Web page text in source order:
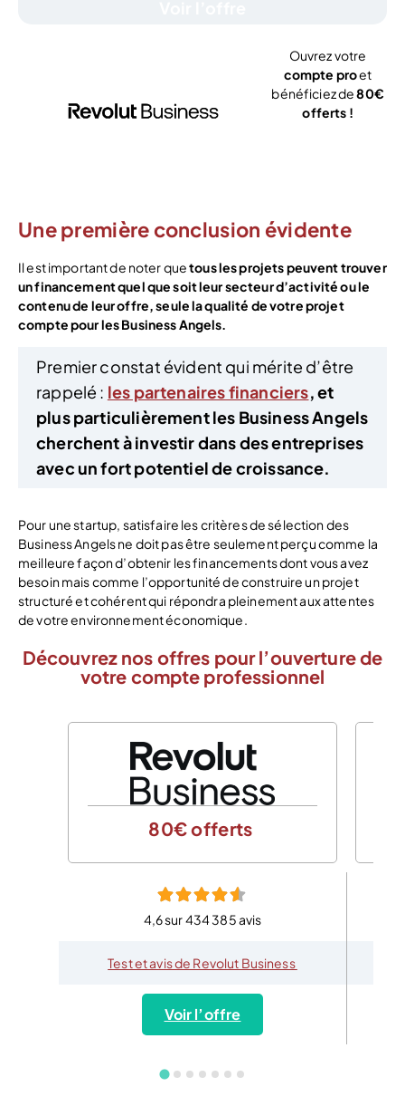
Ouvrez votre
compte proet
bénéficiez de80€
offerts !
Une première conclusion évidente
Il est important de noter quetous les projets peuvent trouver
un financement quel que soit leur secteur d’activité ou le
contenu de leur offre, seule la qualité de votre projet
compte pour les Business Angels.
Premier constat évident qui mérite d’être
rappelé : les partenaires financiers, et
plus particulièrement les Business Angels
cherchent à investir dans des entreprises
avec un fort potentiel de croissance.
Pour une startup, satisfaire les critères de sélection des
Business Angels ne doit pas être seulement perçu comme la
meilleure façon d’obtenir les financements dont vous avez
besoin mais comme l’opportunité de construire un projet
structuré et cohérent qui répondra pleinement aux attentes
de votre environnement économique.
Découvrez nos offres pour l’ouverture de
votre compte professionnel
80€ offerts
4,6 sur 434 385 avis
Test et avis de Revolut Business
Voir l’offre